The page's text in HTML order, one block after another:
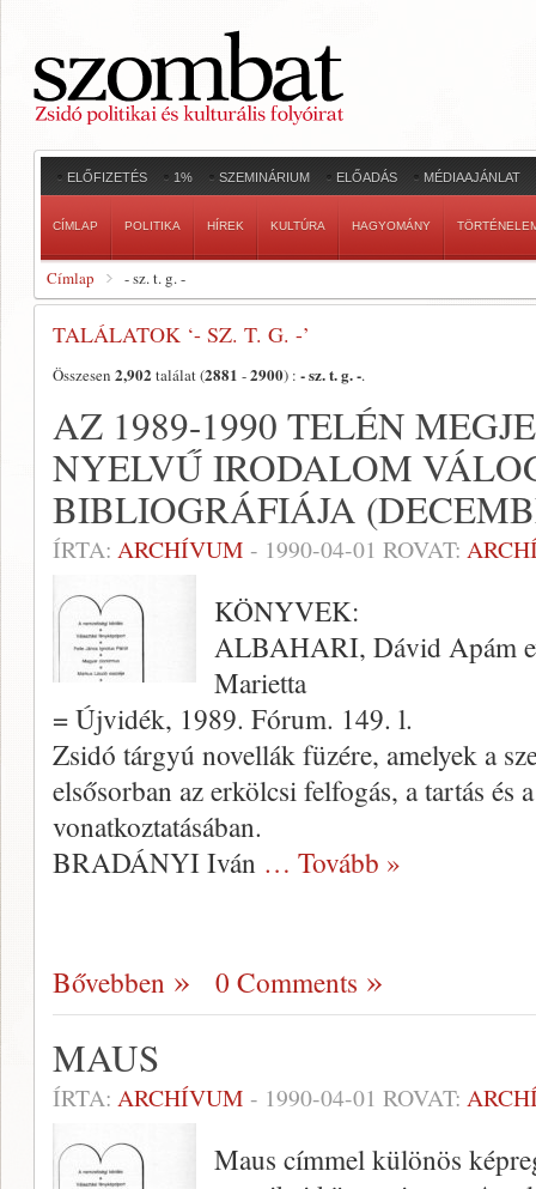
ELŐFIZETÉS 1% SZEMINÁRIUM ELŐADÁS MÉDIAAJÁNLAT
CÍMLAP POLITIKA HÍREK KULTÚRA HAGYOMÁNY
Címlap - sz. t. g. -
TALÁLATOK ‘- SZ. T. G. -’
Összesen 2,902 találat (2881 -2900) : - sz. t. g. -.
AZ 1989-1990 TELÉN
NYELVŰ IRODALOM
BIBLIOGRÁFIÁJA
ÍRTA: ARCHÍVUM - 1990-04-01 ROVAT:
KÖNYVEK:
ALBAHARI, Dávid Apám
Ma­rietta
= Újvidék, 1989. Fórum. 149. l.
Zsidó tárgyú novellák füzére, amelyek a
első­sorban az erkölcsi felfogás, a tartás és
vonatkoztatásában.
BRADÁNYI Iván … Tovább »
Bővebben 0 Comments
MAUS
ÍRTA: ARCHÍVUM - 1990-04-01 ROVAT:
Maus címmel különös